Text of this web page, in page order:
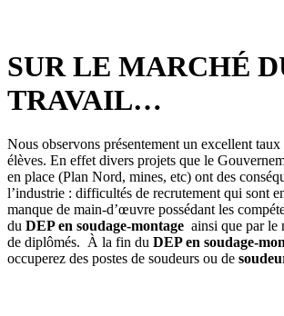
SUR LE MARCHÉ
TRAVAIL…
Nous observons présentement un excellent
élèves. En effet divers projets que le
en place (Plan Nord, mines, etc) ont des
l’industrie : difficultés de recrutement qui sont
manque de main-d’œuvre possédant les
du DEP en soudage-montage ainsi que par le
de diplômés. À la fin du DEP en soudage-
occuperez des postes de soudeurs ou de